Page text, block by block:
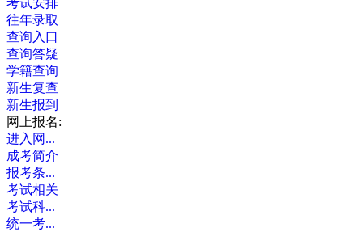
考试安排
往年录取
查询入口
查询答疑
学籍查询
新生复查
新生报到
网上报名:
进入网...
成考简介
报考条...
考试相关
考试科...
统一考...